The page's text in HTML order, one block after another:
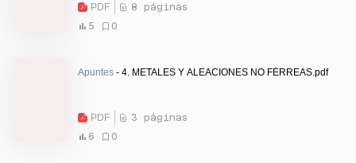
PDF
8 páginas
5
0
Apuntes - 4. METALES Y ALEACIONES NO FÉRREAS.pdf
PDF
3 páginas
6
0